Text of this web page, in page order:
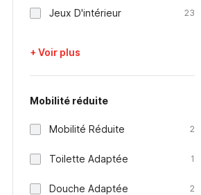
Jeux D'intérieur 23
+ Voir plus
Mobilité réduite
Mobilité Réduite 2
Toilette Adaptée 1
Douche Adaptée 2